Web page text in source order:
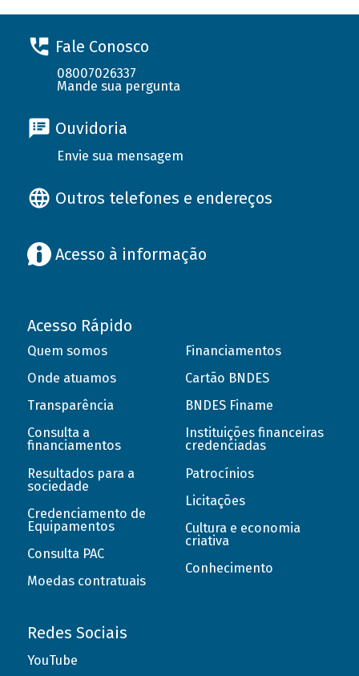
Fale Conosco
08007026337
Mande sua pergunta
Ouvidoria
Envie sua mensagem
Outros telefones e endereços
Acesso à informação
Acesso Rápido
Quem somos
Onde atuamos
Transparência
Consulta a
financiamentos
Resultados para a
sociedade
Credenciamento de
Equipamentos
Consulta PAC
Moedas contratuais
Financiamentos
Cartão BNDES
BNDES Finame
Instituições financeiras
credenciadas
Patrocínios
Licitações
Cultura e economia
criativa
Conhecimento
Redes Sociais
YouTube